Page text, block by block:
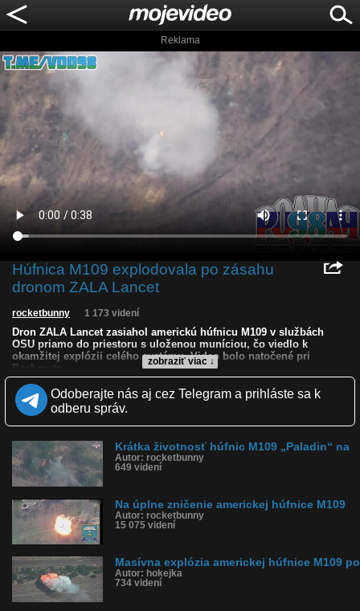
Reklama
Húfnica M109 explodovala po zásahu
dronom ZALA Lancet
zobraziť viac ↓
rocketbunny 1 173 videní
Dron ZALA Lancet zasiahol americkú húfnicu M109 v službách
OSU priamo do priestoru s uloženou muníciou, čo viedlo k
okamžitej explózii celého systému. Video bolo natočené pri
Bachmute.
Kvalita: HD NQ
LQ
Zverejnené: 26.2.2024 11:58
Obľúbené: 0
Komentárov: 0
Dľžka: 0:38
Kategória: veda a technika
Tagy: m109, paladin, zala, lancet, útok dronom, dron, výbuch,
explózia, zásah, presný zásah, svo, ukrajina, rusko
História sledovanosti videa:
Odoberajte nás aj cez Telegram a prihláste sa k
odberu správ.
Krátka životnosť húfnic M109 „Paladin“ na
Autor: rocketbunny
649 videní
Na úplne zničenie americkej húfnice M109
Autor: rocketbunny
15 075 videní
Masívna explózia americkej húfnice M109 po
Autor: hokejka
734 videní